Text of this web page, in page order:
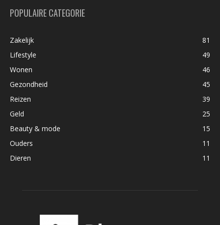
POPULAIRE CATEGORIE
Zakelijk
81
Lifestyle
49
Wonen
46
Gezondheid
45
Reizen
39
Geld
25
Beauty & mode
15
Ouders
11
Dieren
11